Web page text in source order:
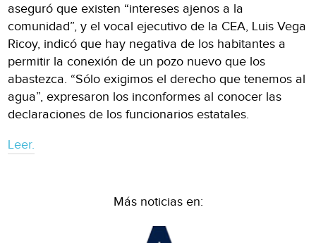
aseguró que existen “intereses ajenos a la
comunidad”, y el vocal ejecutivo de la CEA, Luis Vega
Ricoy, indicó que hay negativa de los habitantes a
permitir la conexión de un pozo nuevo que los
abastezca. “Sólo exigimos el derecho que tenemos al
agua”, expresaron los inconformes al conocer las
declaraciones de los funcionarios estatales.
Leer.
Más noticias en: